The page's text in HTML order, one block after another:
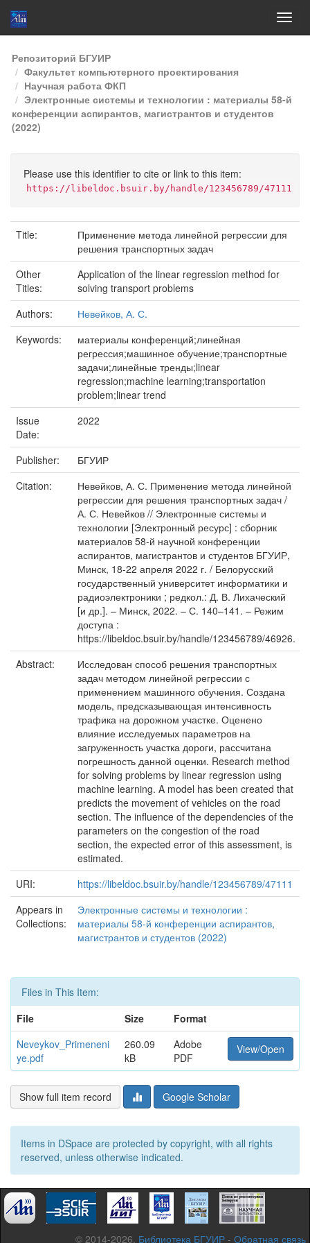
Skip
navigation
Репозиторий БГУИР
Факультет компьютерного проектирования
Научная работа ФКП
Электронные системы и технологии : материалы 58-й
конференции аспирантов, магистрантов и студентов
(2022)
Please use this identifier to cite or link to this item:
https://libeldoc.bsuir.by/handle/123456789/47111
Title:
Применение метода линейной регрессии для
решения транспортных задач
Other
Titles:
Application of the linear regression method for
solving transport problems
Authors:
Невейков, А. С.
Keywords:
материалы конференций;линейная
регрессия;машинное обучение;транспортные
задачи;линейные тренды;linear
regression;machine learning;transportation
problem;linear trend
Issue
Date:
2022
Publisher:
БГУИР
Citation:
Невейков, А. С. Применение метода линейной
регрессии для решения транспортных задач /
А. С. Невейков // Электронные системы и
технологии [Электронный ресурс] : сборник
материалов 58-й научной конференции
аспирантов, магистрантов и студентов БГУИР,
Минск, 18-22 апреля 2022 г. / Белорусский
государственный университет информатики и
радиоэлектроники ; редкол.: Д. В. Лихаческий
[и др.]. – Минск, 2022. – С. 140–141. – Режим
доступа :
https://libeldoc.bsuir.by/handle/123456789/46926.
Abstract:
Исследован способ решения транспортных
задач методом линейной регрессии с
применением машинного обучения. Создана
модель, предсказывающая интенсивность
трафика на дорожном участке. Оценено
влияние исследуемых параметров на
загруженность участка дороги, рассчитана
погрешность данной оценки. Research method
for solving problems by linear regression using
machine learning. A model has been created that
predicts the movement of vehicles on the road
section. The influence of the dependencies of the
parameters on the congestion of the road
section, the expected error of this assessment, is
estimated.
URI:
https://libeldoc.bsuir.by/handle/123456789/47111
Appears in
Collections:
Электронные системы и технологии :
материалы 58-й конференции аспирантов,
магистрантов и студентов (2022)
Files in This Item:
File
Size
Format
Neveykov_Primeneni
ye.pdf
260.09
kB
Adobe
PDF
View/Open
Show full item record Google Scholar
Items in DSpace are protected by copyright, with all rights
reserved, unless otherwise indicated.
© 2014-2026, Библиотека БГУИР - Обратная связь